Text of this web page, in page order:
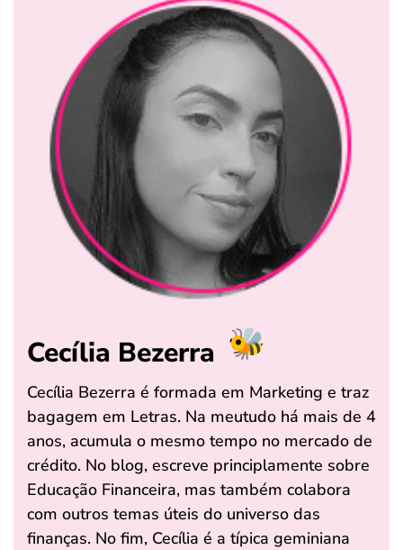
Cecília Bezerra
Cecília Bezerra é formada em Marketing e traz
bagagem em Letras. Na meutudo há mais de 4
anos, acumula o mesmo tempo no mercado de
crédito. No blog, escreve principlamente sobre
Educação Financeira, mas também colabora
com outros temas úteis do universo das
finanças. No fim, Cecília é a típica geminiana